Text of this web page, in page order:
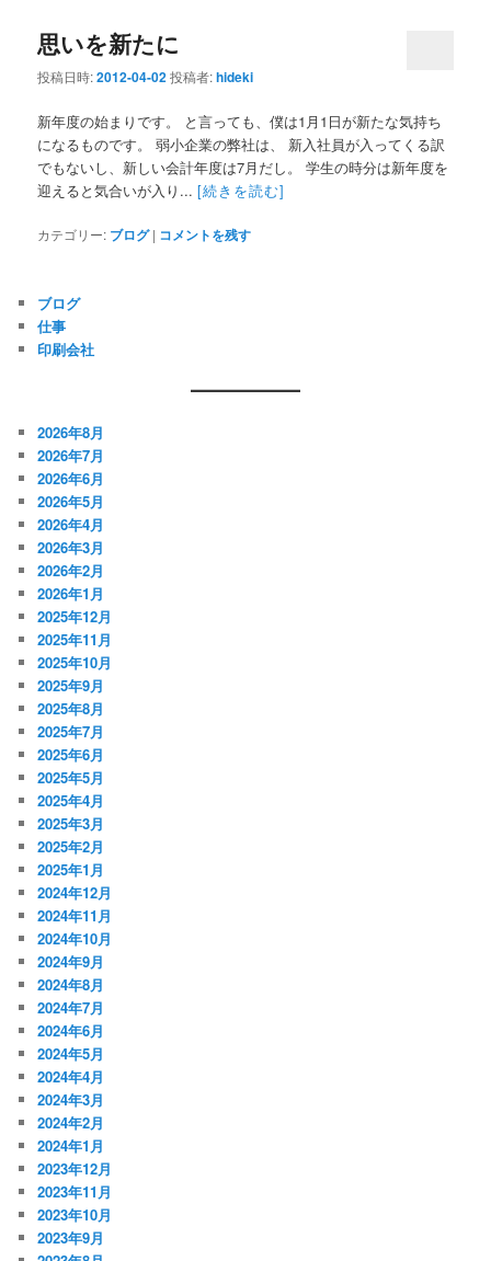
思いを新たに
投稿日時:2012-04-02投稿者:hideki
新年度の始まりです。 と言っても、僕は1月1日が新たな気持ち
になるものです。 弱小企業の弊社は、 新入社員が入ってくる訳
でもないし、新しい会計年度は7月だし。 学生の時分は新年度を
迎えると気合いが入り...[続きを読む]
カテゴリー: ブログ | コメントを残す
ブログ
仕事
印刷会社
2026年8月
2026年7月
2026年6月
2026年5月
2026年4月
2026年3月
2026年2月
2026年1月
2025年12月
2025年11月
2025年10月
2025年9月
2025年8月
2025年7月
2025年6月
2025年5月
2025年4月
2025年3月
2025年2月
2025年1月
2024年12月
2024年11月
2024年10月
2024年9月
2024年8月
2024年7月
2024年6月
2024年5月
2024年4月
2024年3月
2024年2月
2024年1月
2023年12月
2023年11月
2023年10月
2023年9月